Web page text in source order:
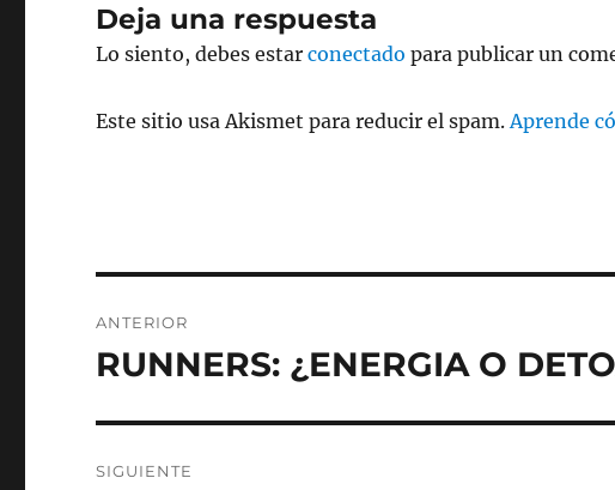
Deja una respuesta
Lo siento, debes estarconectado para publicar un
Este sitio usa Akismet para reducir el spam. Aprende
de
ANTERIOR
Entrada
RUNNERS: ¿ENERGIA O
SIGUIENTE